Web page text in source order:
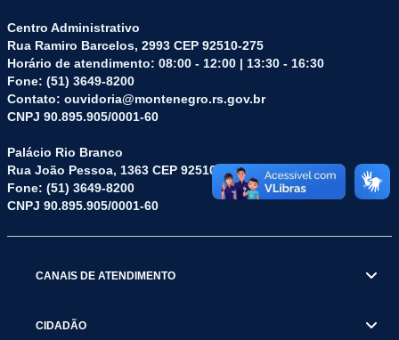
Centro Administrativo
Rua Ramiro Barcelos, 2993 CEP 92510-275
Horário de atendimento: 08:00 - 12:00 | 13:30 - 16:30
Fone: (51) 3649-8200
Contato: ouvidoria@montenegro.rs.gov.br
CNPJ 90.895.905/0001-60
Palácio Rio Branco
Rua João Pessoa, 1363 CEP 92510-045
Fone: (51) 3649-8200
CNPJ 90.895.905/0001-60
CANAIS DE ATENDIMENTO
CIDADÃO